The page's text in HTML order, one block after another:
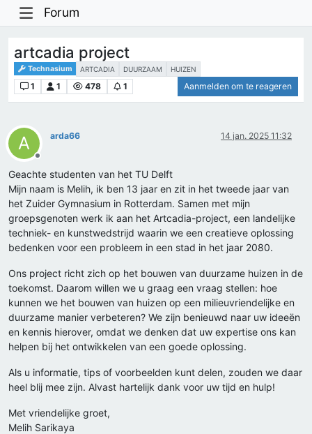
Forum
artcadia project
Technasium ARTCADIA DUURZAAM HUIZEN
1 1 478 1 Aanmelden om te reageren
A
Offline
arda66 14 jan. 2025 11:32
Geachte studenten van het TU Delft
Mijn naam is Melih, ik ben 13 jaar en zit in het tweede jaar van
het Zuider Gymnasium in Rotterdam. Samen met mijn
groepsgenoten werk ik aan het Artcadia-project, een landelijke
techniek- en kunstwedstrijd waarin we een creatieve oplossing
bedenken voor een probleem in een stad in het jaar 2080.
Ons project richt zich op het bouwen van duurzame huizen in de
toekomst. Daarom willen we u graag een vraag stellen: hoe
kunnen we het bouwen van huizen op een milieuvriendelijke en
duurzame manier verbeteren? We zijn benieuwd naar uw ideeën
en kennis hierover, omdat we denken dat uw expertise ons kan
helpen bij het ontwikkelen van een goede oplossing.
Als u informatie, tips of voorbeelden kunt delen, zouden we daar
heel blij mee zijn. Alvast hartelijk dank voor uw tijd en hulp!
Met vriendelijke groet,
Melih Sarikaya